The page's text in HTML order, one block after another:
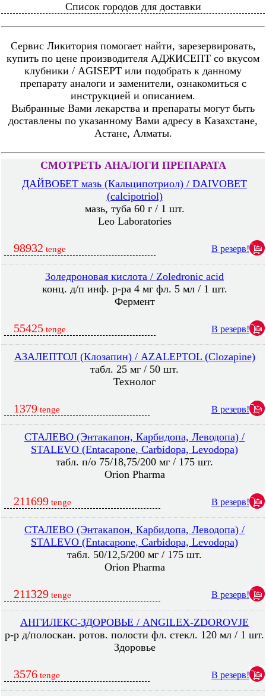
Список городов для доставки
Сервис Ликитория помогает найти, зарезервировать,
купить по цене производителя АДЖИСЕПТ со вкусом
клубники / AGISEPT или подобрать к данному
препарату аналоги и заменители, ознакомиться с
инструкцией и описанием.
Выбранные Вами лекарства и препараты могут быть
доставлены по указанному Вами адресу в Казахстане,
Астане, Алматы.
СМОТРЕТЬ АНАЛОГИ ПРЕПАРАТА
ДАЙВОБЕТ мазь (Кальципотриол) / DAIVOBET
(calcipotriol)
мазь, туба 60 г / 1 шт.
Leo Laboratories
98932 tenge В резерв!
Золедроновая кислота / Zoledronic acid
конц. д/п инф. р-ра 4 мг фл. 5 мл / 1 шт.
Фермент
55425 tenge В резерв!
АЗАЛЕПТОЛ (Клозапин) / AZALEPTOL (Clozapine)
табл. 25 мг / 50 шт.
Технолог
1379 tenge В резерв!
СТАЛЕВО (Энтакапон, Карбидопа, Леводопа) /
STALEVO (Entacapone, Carbidopa, Levodopa)
табл. п/о 75/18,75/200 мг / 175 шт.
Orion Pharma
211699 tenge В резерв!
СТАЛЕВО (Энтакапон, Карбидопа, Леводопа) /
STALEVO (Entacapone, Carbidopa, Levodopa)
табл. 50/12,5/200 мг / 175 шт.
Orion Pharma
211329 tenge В резерв!
АНГИЛЕКС-ЗДОРОВЬЕ / ANGILEX-ZDOROVJE
р-р д/полоскан. ротов. полости фл. стекл. 120 мл / 1 шт.
Здоровье
3576 tenge В резерв!